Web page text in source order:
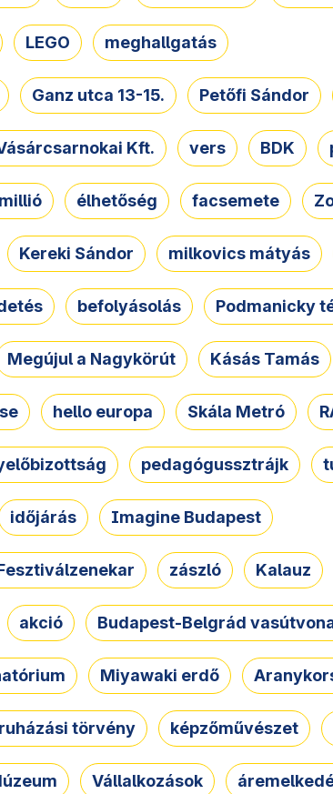
LEGO meghallgatás
Ganz utca 13-15. Petőfi Sándor
Kft. vers BDK
élhetőség facsemete
Kereki Sándor milkovics mátyás
befolyásolás Podmanicky
Megújul a Nagykörút Kásás Tamás
hello europa Skála Metró
pedagógussztrájk
időjárás Imagine Budapest
zászló Kalauz
akció Budapest-Belgrád
Miyawaki erdő
törvény képzőművészet
Vállalkozások